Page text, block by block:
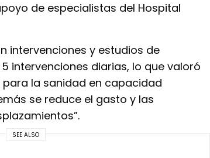
de especialistas del Hospital
intervenciones y estudios de
intervenciones diarias, lo que valoró
la sanidad en capacidad
se reduce el gasto y las
SEE ALSO